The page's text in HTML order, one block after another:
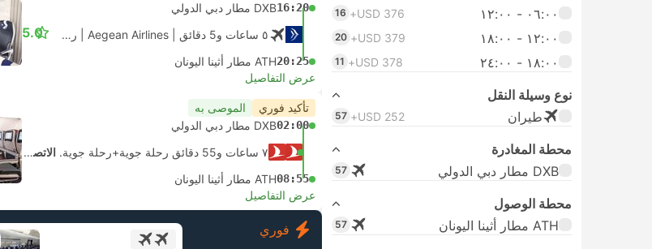
٠٦:٠٠ ‏- ١٢:٠٠ USD 376+
16
١٢:٠٠ ‏- ١٨:٠٠ USD 379+
20
١٨:٠٠ ‏-‏ ٢٤:٠٠ USD 378+
11
نوع وسيلة النقل
طيران
USD 252+
57
محطة المغادرة
DXB مطار دبي الدولي
57
محطة الوصول
ATH مطار أثينا اليونان
57
16:20DXB مطار دبي الدولي
٥ ساعات و‫5 دقائق
رحلة جوية #A33411
20:25ATH مطار أثينا اليونان
5.0
عرض التفاصيل
تأكيد فوري الموصى به
02:00DXB مطار دبي الدولي
٧ ساعات و‫55 دقائق رحلة جوية+رحلة جوية.
الاتصال الذاتي
08:55ATH مطار أثينا اليونان
عرض التفاصيل
فوري